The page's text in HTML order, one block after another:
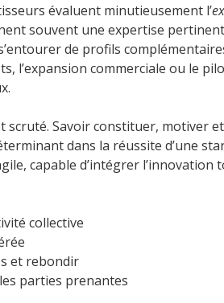
évaluent minutieusement l’
souvent une expertise
de profils
l’expansion commerciale ou le
scruté. Savoir constituer, motiver
dans la réussite d’une
capable d’intégrer l’innovation
collective
et rebondir
parties prenantes